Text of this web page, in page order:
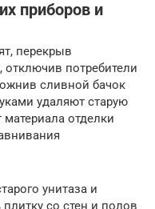
приборов и
перекрыв
потребители
сливной бачок
удаляют старую
отделки
унитаза и
со стен и полов